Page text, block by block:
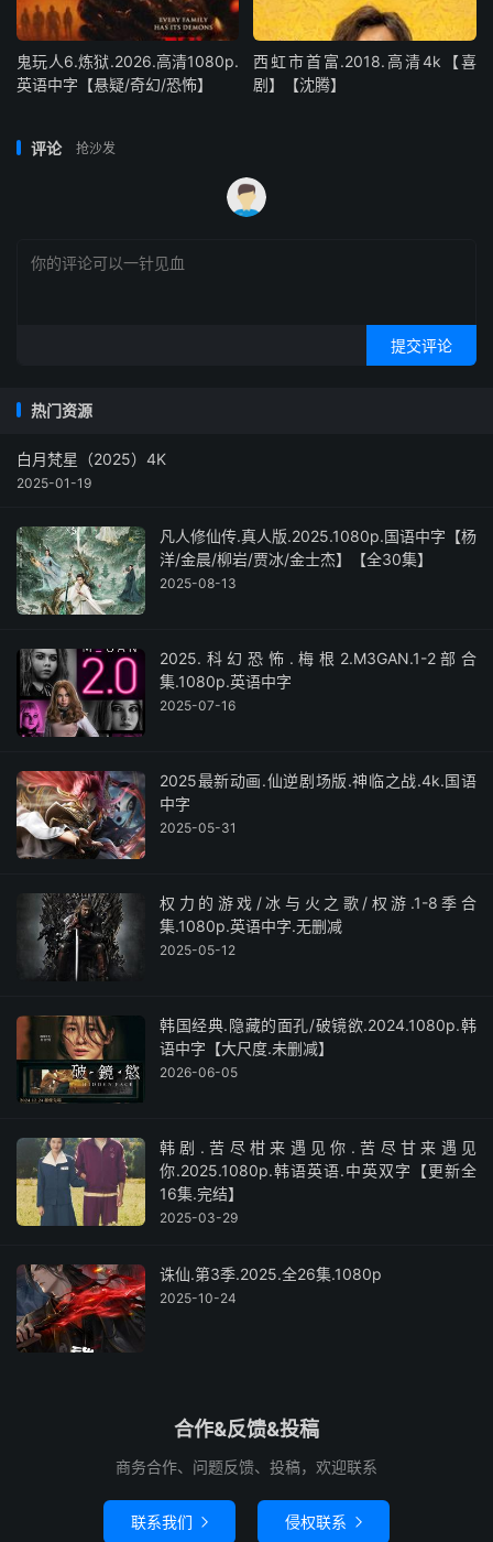
鬼玩人6.炼狱.2026.高清1080p.
英语中字【悬疑/奇幻/恐怖】
西虹市首富.2018.高清4k【喜
剧】【沈腾】
评论 抢沙发
提交评论
热门资源
白月梵星（2025）4K
2025-01-19
凡人修仙传.真人版.2025.1080p.国语中字【杨
洋/金晨/柳岩/贾冰/金士杰】【全30集】
2025-08-13
2025.科幻恐怖.梅根2.M3GAN.1-2部合
集.1080p.英语中字
2025-07-16
2025最新动画.仙逆剧场版.神临之战.4k.国语
中字
2025-05-31
权力的游戏/冰与火之歌/权游.1-8季合
集.1080p.英语中字.无删减
2025-05-12
韩国经典.隐藏的面孔/破镜欲.2024.1080p.韩
语中字【大尺度.未删减】
2026-06-05
韩剧.苦尽柑来遇见你.苦尽甘来遇见
你.2025.1080p.韩语英语.中英双字【更新全
16集.完结】
2025-03-29
诛仙.第3季.2025.全26集.1080p
2025-10-24
合作&反馈&投稿
商务合作、问题反馈、投稿，欢迎联系
联系我们  侵权联系 